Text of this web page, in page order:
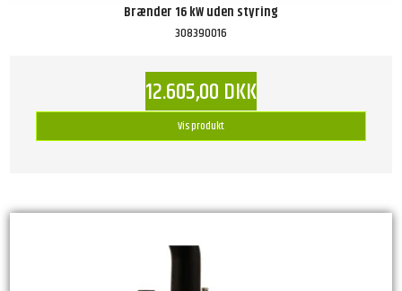
Brænder 16 kW uden styring
308390016
12.605,00 DKK
Vis produkt